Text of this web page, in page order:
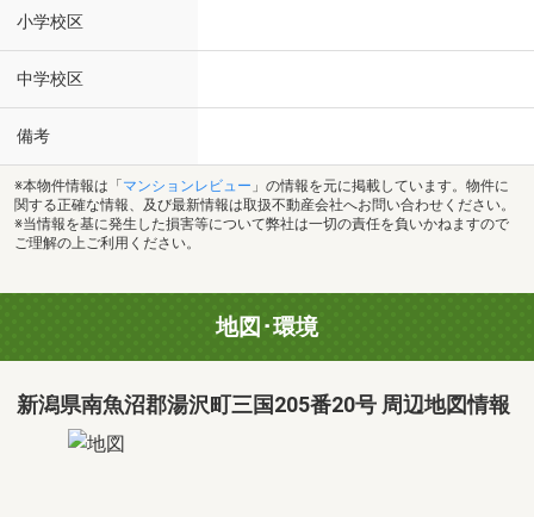
小学校区
中学校区
備考
※本物件情報は「 マンションレビュー 」の情報を元に掲載しています。物件に
関する正確な情報、及び最新情報は取扱不動産会社へお問い合わせください。
※当情報を基に発生した損害等について弊社は一切の責任を負いかねますので
ご理解の上ご利用ください。
地図･環境
新潟県南魚沼郡湯沢町三国205番20号 周辺地図情報